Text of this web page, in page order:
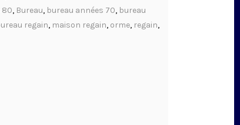
80, Bureau, bureau années 70, bureau
regain, maison regain, orme, regain,